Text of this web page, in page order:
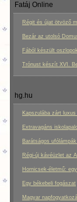
Fatáj Online
Régit és újat ötvöző
Bezár az utolsó
Fából készült
Trónust készít XVI.
hg.hu
Kapszulába zárt
Extravagáns
Barátságos
Régi-új kávéüzlet az
Hornicsek-életmű:
Egy békebeli fogászat
Magyar